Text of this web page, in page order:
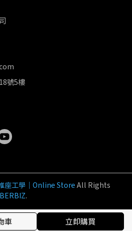
加入購物車
車 立即購買
號5樓
座工學｜Online Store All Rights
.